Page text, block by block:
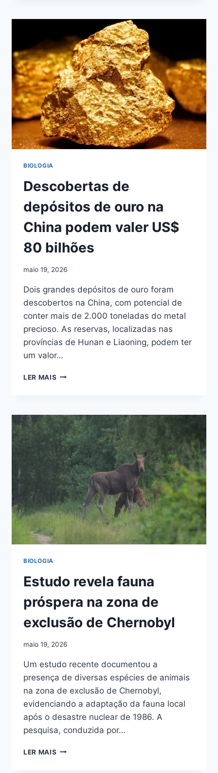
DE
MIGRAÇÃO
ENTRE
AUSTRÁLIA
E
BRASIL
BIOLOGIA
Descobertas de
depósitos de ouro na
China podem valer US$
80 bilhões
maio 19, 2026
Dois grandes depósitos de ouro foram
descobertos na China, com potencial de
conter mais de 2.000 toneladas do metal
precioso. As reservas, localizadas nas
províncias de Hunan e Liaoning, podem ter
um valor…
LER MAIS DESCOBERTAS
OURO
NA
CHINA
PODEM
VALER
US$
80
BILHÕES
BIOLOGIA
Estudo revela fauna
próspera na zona de
exclusão de Chernobyl
maio 19, 2026
Um estudo recente documentou a
presença de diversas espécies de animais
na zona de exclusão de Chernobyl,
evidenciando a adaptação da fauna local
após o desastre nuclear de 1986. A
pesquisa, conduzida por…
LER MAIS ESTUDO